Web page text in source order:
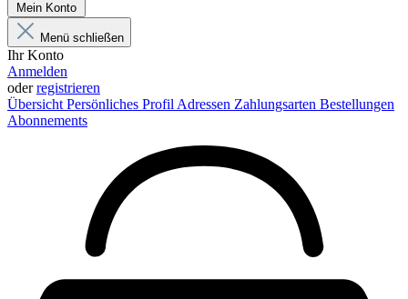
Mein Konto
Menü schließen
Ihr Konto
Anmelden
oderregistrieren
Übersicht Persönliches Profil Adressen Zahlungsarten Bestellungen
Abonnements